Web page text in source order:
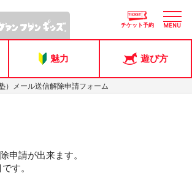
チケット予約 MENU
魅力 遊び方
塾）メール送信解除申請フォーム
申請が出来ます。
す。